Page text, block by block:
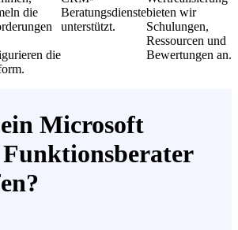
die
die
Beratungsdienste
unterstützt.
bieten wir
Schulungen,
Ressourcen und
Bewertungen an.
Microsoft